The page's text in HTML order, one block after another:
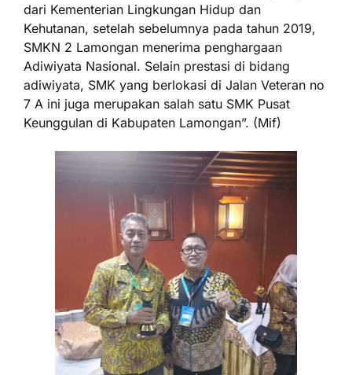
dari Kementerian Lingkungan Hidup dan
Kehutanan, setelah sebelumnya pada tahun 2019,
SMKN 2 Lamongan menerima penghargaan
Adiwiyata Nasional. Selain prestasi di bidang
adiwiyata, SMK yang berlokasi di Jalan Veteran no
7 A ini juga merupakan salah satu SMK Pusat
Keunggulan di Kabupaten Lamongan”. (Mif)